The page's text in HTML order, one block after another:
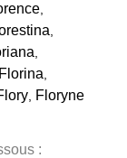
,
,
,
Florina,
, Floryne
: